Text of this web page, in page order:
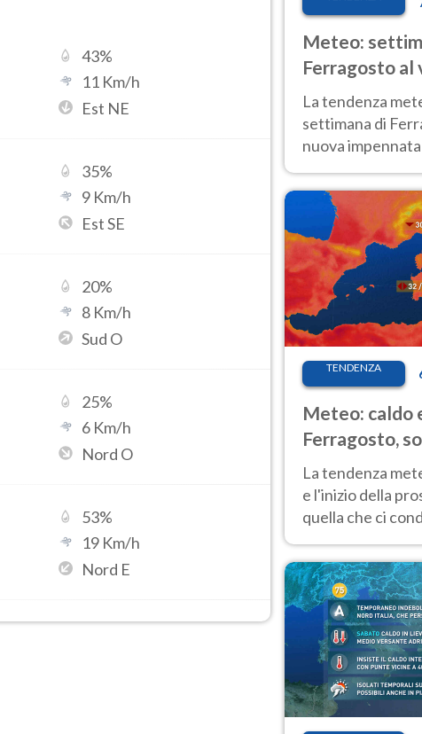
43%
11 Km/h
Est NE
35%
9 Km/h
Est SE
20%
8 Km/h
Sud O
25%
6 Km/h
Nord O
53%
19 Km/h
Nord E
Meteo:
Ferragosto al
intenso e
La tendenza
settimana di
nuova
anche al Nord.
TENDENZA
Meteo: caldo
Ferragosto,
pausa. Ecco
La tendenza
e l'inizio della
quella che ci
temperature